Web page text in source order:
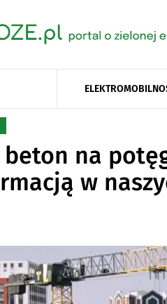
beton na
w